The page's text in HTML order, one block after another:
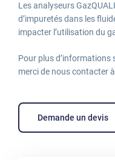
Les analyseurs
d’impuretés dans les
impacter l’utilisation du
Pour plus d’informations
merci de nous contacter
Demande un devis